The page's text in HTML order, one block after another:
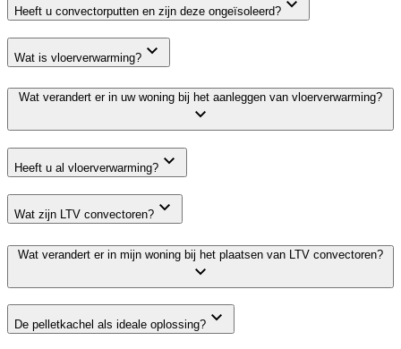
Heeft u convectorputten en zijn deze ongeïsoleerd?
Wat is vloerverwarming?
Wat verandert er in uw woning bij het aanleggen van vloerverwarming?
Heeft u al vloerverwarming?
Wat zijn LTV convectoren?
Wat verandert er in mijn woning bij het plaatsen van LTV convectoren?
De pelletkachel als ideale oplossing?